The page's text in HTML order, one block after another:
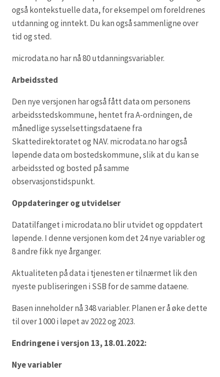
også kontekstuelle data, for eksempel om foreldrenes
utdanning og inntekt. Du kan også sammenligne over
tid og sted.
microdata.no har nå 80 utdanningsvariabler.
Arbeidssted
Den nye versjonen har også fått data om personens
arbeidsstedskommune, hentet fra A-ordningen, de
månedlige sysselsettingsdataene fra
Skattedirektoratet og NAV. microdata.no har også
løpende data om bostedskommune, slik at du kan se
arbeidssted og bosted på samme
observasjonstidspunkt.
Oppdateringer og utvidelser
Datatilfanget i microdata.no blir utvidet og oppdatert
løpende. I denne versjonen kom det 24 nye variabler og
8 andre fikk nye årganger.
Aktualiteten på data i tjenesten er tilnærmet lik den
nyeste publiseringen i SSB for de samme dataene.
Basen inneholder nå 348 variabler. Planen er å øke dette
til over 1 000 i løpet av 2022 og 2023.
Endringene i versjon 13, 18.01.2022:
Nye variabler